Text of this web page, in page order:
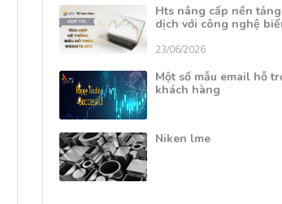
Hts nâng cấp nền
dịch với công nghệ
23/06/2026
Một số mẫu email hỗ
khách hàng
Niken lme